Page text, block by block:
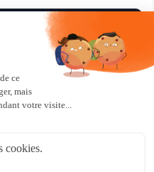
RÉUNIONNAISE DU
INCARNE LE BTP
RÉUNIONNAIS DE
D’UNE ÎLE